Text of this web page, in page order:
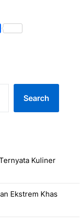
Share
Search
Kuliner
Ekstrem Khas